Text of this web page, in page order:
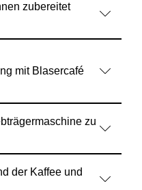
zubereitet
mit Blasercafé
zu
der Kaffee und